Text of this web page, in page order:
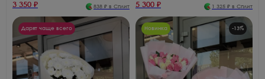
3 350 ₽ 838 ₽ в Сплит 5 300 ₽ 1 325 ₽ в Сплит
Дарят чаще всего Новинка -13%